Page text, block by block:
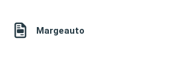
Margeauto